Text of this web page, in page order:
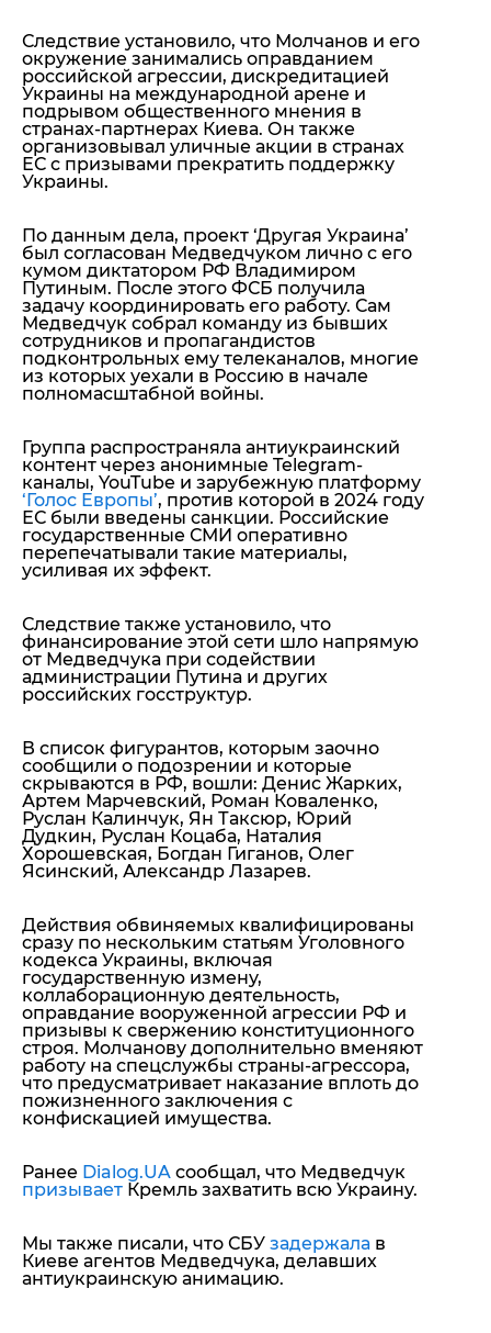
Следствие установило, что Молчанов и его
окружение занимались оправданием
российской агрессии, дискредитацией
Украины на международной арене и
подрывом общественного мнения в
странах-партнерах Киева. Он также
организовывал уличные акции в странах
ЕС с призывами прекратить поддержку
Украины.
По данным дела, проект ‘Другая Украина’
был согласован Медведчуком лично с его
кумом диктатором РФ Владимиром
Путиным. После этого ФСБ получила
задачу координировать его работу. Сам
Медведчук собрал команду из бывших
сотрудников и пропагандистов
подконтрольных ему телеканалов, многие
из которых уехали в Россию в начале
полномасштабной войны.
Группа распространяла антиукраинский
контент через анонимные Telegram-
каналы, YouTube и зарубежную платформу
‘Голос Европы’, против которой в 2024 году
ЕС были введены санкции. Российские
государственные СМИ оперативно
перепечатывали такие материалы,
усиливая их эффект.
Следствие также установило, что
финансирование этой сети шло напрямую
от Медведчука при содействии
администрации Путина и других
российских госструктур.
В список фигурантов, которым заочно
сообщили о подозрении и которые
скрываются в РФ, вошли: Денис Жарких,
Артем Марчевский, Роман Коваленко,
Руслан Калинчук, Ян Таксюр, Юрий
Дудкин, Руслан Коцаба, Наталия
Хорошевская, Богдан Гиганов, Олег
Ясинский, Александр Лазарев.
Действия обвиняемых квалифицированы
сразу по нескольким статьям Уголовного
кодекса Украины, включая
государственную измену,
коллаборационную деятельность,
оправдание вооруженной агрессии РФ и
призывы к свержению конституционного
строя. Молчанову дополнительно вменяют
работу на спецслужбы страны-агрессора,
что предусматривает наказание вплоть до
пожизненного заключения с
конфискацией имущества.
Ранее Dialog.UA сообщал, что Медведчук
призывает Кремль захватить всю Украину.
Мы также писали, что СБУ задержала в
Киеве агентов Медведчука, делавших
антиукраинскую анимацию.